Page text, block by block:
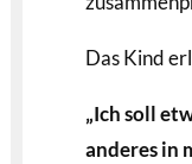
Das Kind
„Ich soll
anderes in